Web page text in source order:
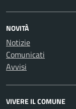
NOVITÀ
Notizie
Comunicati
Avvisi
VIVERE IL COMUNE